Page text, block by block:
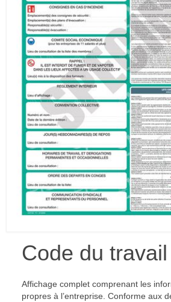
Code du travail
Affichage complet comprenant les
propres à l’entreprise. Conforme aux